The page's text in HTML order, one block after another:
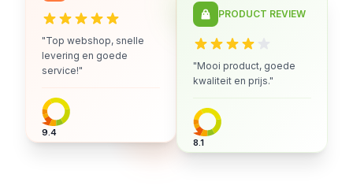
"Top webshop, snelle
levering en goede
service!"
9.4
PRODUCT REVIEW
"Mooi product, goede
kwaliteit en prijs."
8.1